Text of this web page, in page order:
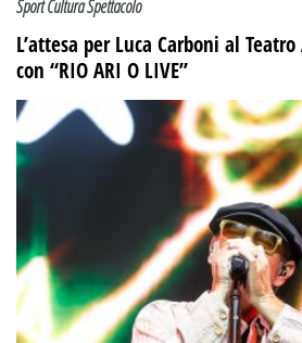
Sport Cultura Spettacolo
L’attesa per Luca Carboni al
con “RIO ARI O LIVE”